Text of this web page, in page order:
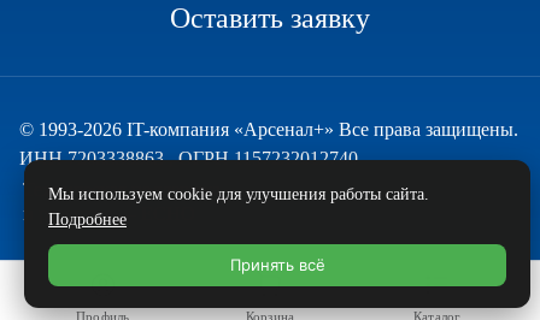
Оставить заявку
© 1993-2026 IT-компания «Арсенал+» Все права защищены.
ИНН 7203338863 , ОГРН 1157232012740
Техническая поддержка
и развитие — ECHO
Профиль Корзина Каталог
Мы используем cookie для улучшения работы сайта.
Подробнее
Принять всё